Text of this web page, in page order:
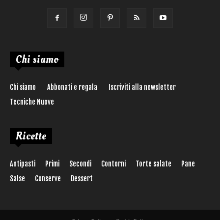
Chi siamo
Chi siamo Abbonati e regala
Iscriviti alla newsletter
Tecniche Nuove
Ricette
Antipasti Primi Secondi Contorni Torte salate
Pane
Salse
Conserve Dessert